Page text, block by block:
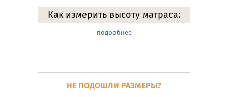
Как измерить высоту матраса:
подробнее
НЕ ПОДОШЛИ РАЗМЕРЫ?